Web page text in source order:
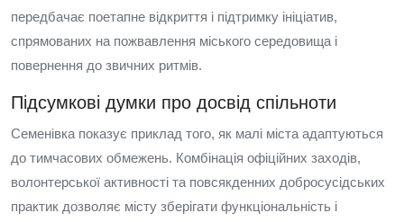
передбачає поетапне відкриття і підтримку ініціатив,
спрямованих на пожвавлення міського середовища і
повернення до звичних ритмів.
Підсумкові думки про досвід спільноти
Семенівка показує приклад того, як малі міста адаптуються
до тимчасових обмежень. Комбінація офіційних заходів,
волонтерської активності та повсякденних добросусідських
практик дозволяє місту зберігати функціональність і